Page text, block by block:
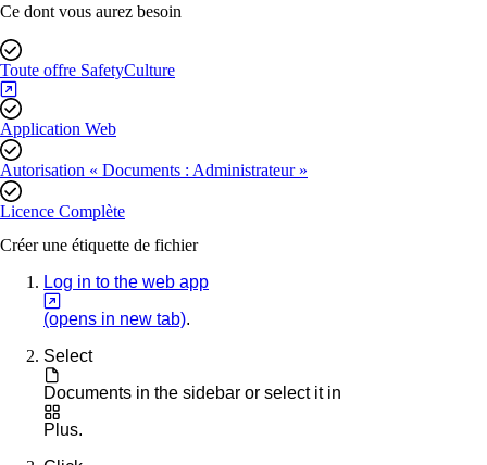
Ce dont vous aurez besoin
Toute offre SafetyCulture
Application Web
Autorisation « Documents : Administrateur »
Licence Complète
Créer une étiquette de fichier
Log in to the web app
(opens in new tab).
Select
Documents in the sidebar or select it in
Plus.